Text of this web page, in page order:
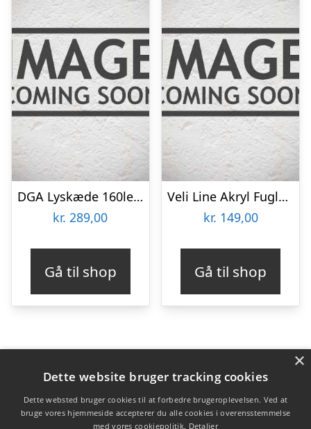
DGA Lyskæde 160led / 230v Sort – 1590cm
kr. 289,00
Gå til shop
Veli Line Akryl Fugle Hvide
kr. 149,00
Gå til shop
Varekategorier
Produkter
×
Dette website bruger tracking cookies
Dette websted bruger cookies til at forbedre brugeroplevelsen. Ved at
bruge vores hjemmeside accepterer du alle cookies i overensstemmelse
med vores cookiepolitik. Detaljer